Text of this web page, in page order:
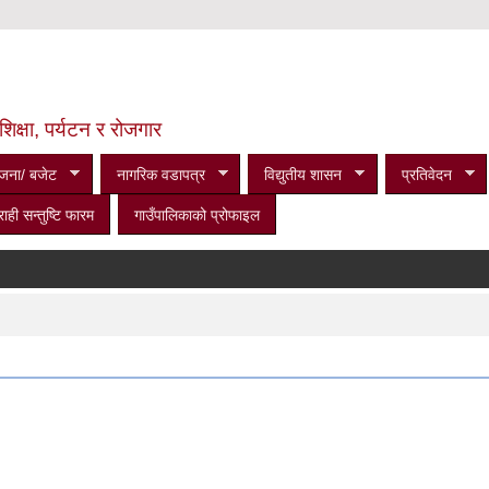
पर्यटन र रोजगार
बजेट नागरिक वडापत्र विद्युतीय शासन प्रतिवेदन
सन्तुष्टि फारम गाउँपालिकाको प्रोफाइल